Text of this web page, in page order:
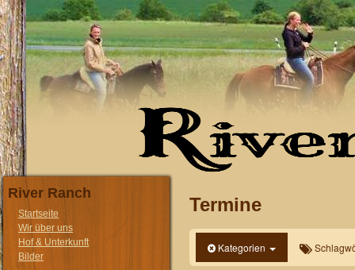
River Ranch
Startseite
Wir über uns
Hof & Unterkunft
Bilder
Termine
Kategorien